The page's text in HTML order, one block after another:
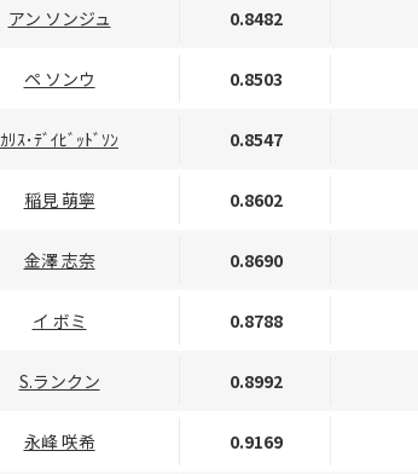
アン ソンジュ 0.8482
ペ ソンウ 0.8503
ｶﾘｽ･ﾃﾞｲﾋﾞｯﾄﾞｿﾝ 0.8547
稲見 萌寧 0.8602
金澤 志奈 0.8690
イ ボミ 0.8788
S.ランクン 0.8992
永峰 咲希 0.9169